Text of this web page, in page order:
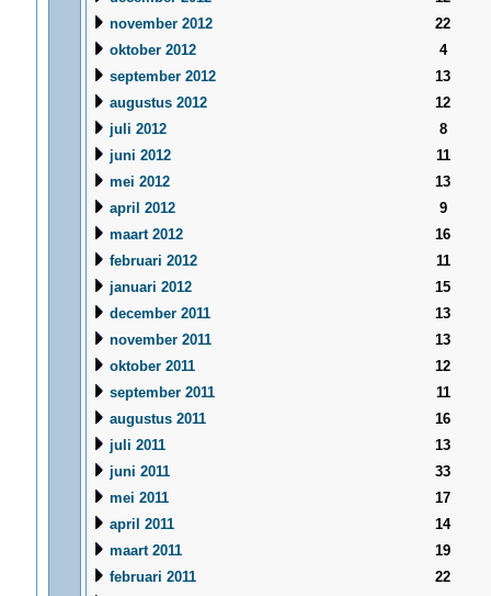
november 2012
22
oktober 2012
4
september 2012
13
augustus 2012
12
juli 2012
8
juni 2012
11
mei 2012
13
april 2012
9
maart 2012
16
februari 2012
11
januari 2012
15
december 2011
13
november 2011
13
oktober 2011
12
september 2011
11
augustus 2011
16
juli 2011
13
juni 2011
33
mei 2011
17
april 2011
14
maart 2011
19
februari 2011
22